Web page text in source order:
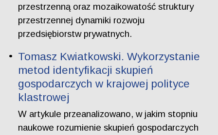
przestrzenną oraz mozaikowatość struktury
przestrzennej dynamiki rozwoju
przedsiębiorstw prywatnych.
Tomasz Kwiatkowski. Wykorzystanie
metod identyfikacji skupień
gospodarczych w krajowej polityce
klastrowej
W artykule przeanalizowano, w jakim stopniu
naukowe rozumienie skupień gospodarczych